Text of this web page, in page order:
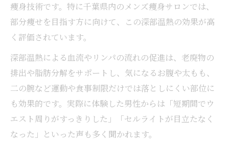
痩身技術です。特に千葉県内のメンズ痩身サロンでは、
部分痩せを目指す方に向けて、この深部温熱の効果が高
く評価されています。
深部温熱による血流やリンパの流れの促進は、老廃物の
排出や脂肪分解をサポートし、気になるお腹や太もも、
二の腕など運動や食事制限だけでは落としにくい部位に
も効果的です。実際に体験した男性からは「短期間でウ
エスト周りがすっきりした」「セルライトが目立たなく
なった」といった声も多く聞かれます。